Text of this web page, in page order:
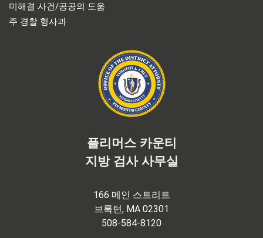
미해결 사건/공공의 도움
주 경찰 형사과
플리머스 카운티
지방 검사 사무실
166 메인 스트리트
브록턴, MA 02301
508-584-8120